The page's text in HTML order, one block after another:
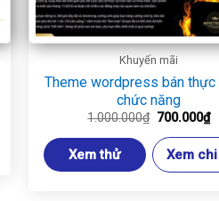
Khuyến mãi
Theme wordpress bán thực
chức năng
1.000.000₫ Giá
là:
700.000₫
Xem thử Xem